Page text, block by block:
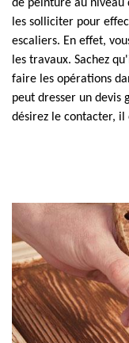
de peinture au niveau
les solliciter pour
escaliers. En effet,
les travaux. Sachez
faire les opérations
peut dresser un devis
désirez le contacter, il